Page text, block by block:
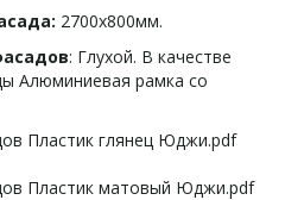
2700х800мм.
: Глухой. В качестве
Алюминиевая рамка со
Пластик глянец Юджи.pdf
Пластик матовый Юджи.pdf